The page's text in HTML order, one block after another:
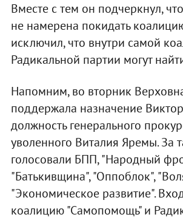
Вместе с тем он подчеркнул,
не намерена покидать
исключил, что внутри самой
Радикальной партии могут
Напомним, во вторник
поддержала назначение
должность генерального
уволенного Виталия Яремы. За
голосовали БПП, "Народный
"Батькивщина", "Оппоблок",
"Экономическое развитие".
коалицию "Самопомощь" и